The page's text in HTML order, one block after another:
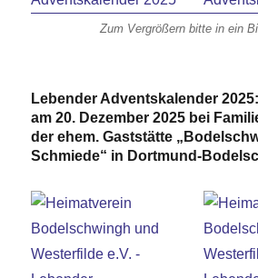
Zum Vergrößern bitte in ein
Lebender Adventskalender
am 20. Dezember 2025 bei
der ehem. Gaststätte
Schmiede“ in Dortmund-